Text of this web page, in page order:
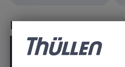
Ihre Angebots-Vorteile